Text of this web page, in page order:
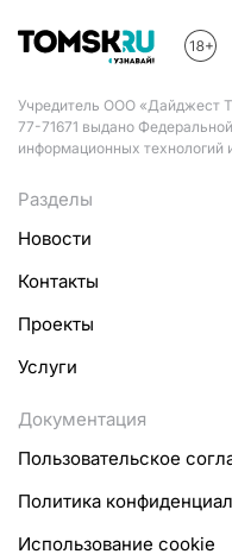
Учредитель ООО «Дайджест
77-71671 выдано
информационных технологий
Разделы
Новости
Контакты
Проекты
Услуги
Документация
Пользовательское
Политика
Использование cookie